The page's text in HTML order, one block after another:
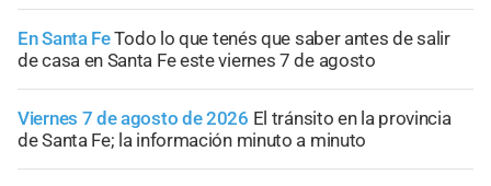
En Santa FeTodo lo que tenés que saber antes de salir
de casa en Santa Fe este viernes 7 de agosto
Viernes 7 de agosto de 2026 El tránsito en la provincia
de Santa Fe; la información minuto a minuto